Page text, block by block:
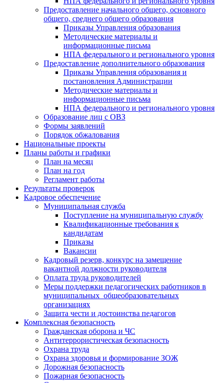
Предоставление начального общего, основного
общего, среднего общего образования
Приказы Управления образования
Методические материалы и
информационные письма
НПА федерального и регионального уровня
Предоставление дополнительного образования
Приказы Управления образования и
постановления Администрации
Методические материалы и
информационные письма
НПА федерального и регионального уровня
Образование лиц с ОВЗ
Формы заявлений
Порядок обжалования
Национальные проекты
Планы работы и графики
План на месяц
План на год
Регламент работы
Результаты проверок
Кадровое обеспечение
Муниципальная служба
Поступление на муниципальную службу
Квалификационные требования к
кандидатам
Приказы
Вакансии
Кадровый резерв, конкурс на замещение
вакантной должности руководителя
Оплата труда руководителей
Меры поддержки педагогических работников в
муниципальных общеобразовательных
организациях
Защита чести и достоинства педагогов
Комплексная безопасность
Гражданская оборона и ЧС
Антитеррористическая безопасность
Охрана труда
Охрана здоровья и формирование ЗОЖ
Дорожная безопасность
Пожарная безопасность